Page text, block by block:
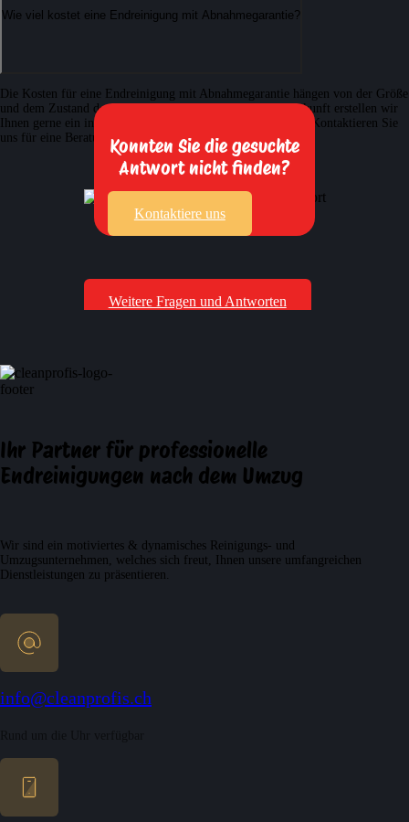
Konnten Sie die gesuchte
Antwort nicht finden?
Kontaktiere uns
Weitere Fragen und Antworten
Wie viel kostet eine Endreinigung mit Abnahmegarantie?
Die Kosten für eine Endreinigung mit Abnahmegarantie hängen von der Größe
und dem Zustand des Objekts ab. Für eine genaue Preisauskunft erstellen wir
Ihnen gerne ein individuelles und unverbindliches Angebot. Kontaktieren Sie
uns für eine Beratung und einen Kostenvoranschlag.
Ihr Partner für professionelle
Endreinigungen nach dem Umzug
Wir sind ein motiviertes & dynamisches Reinigungs- und
Umzugsunternehmen, welches sich freut, Ihnen unsere umfangreichen
Dienstleistungen zu präsentieren.
info@cleanprofis.ch